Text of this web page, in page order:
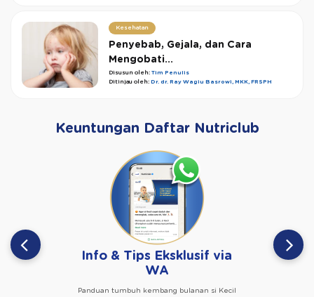
Kesehatan
Penyebab, Gejala, dan Cara
Mengobati...
Disusun oleh: Tim Penulis
Ditinjau oleh: Dr. dr. Ray Wagiu Basrowi, MKK, FRSPH
Keuntungan Daftar Nutriclub
Info & Tips Eksklusif via
WA
Panduan tumbuh kembang bulanan si Kecil